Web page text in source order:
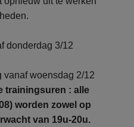
donderdag 3/12
vanaf woensdag 2/12
trainingsuren : alle
worden zowel op
van 19u-20u.